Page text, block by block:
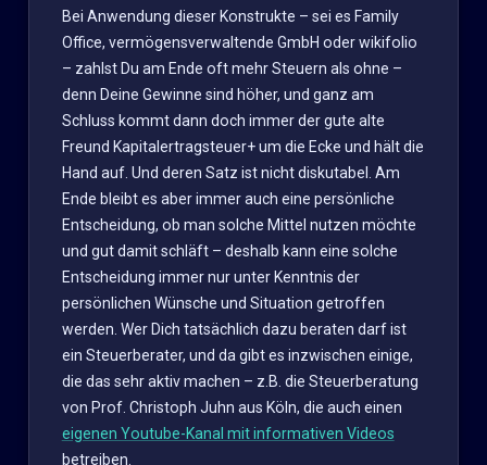
Bei Anwendung dieser Konstrukte – sei es Family
Office, vermögensverwaltende GmbH oder wikifolio
– zahlst Du am Ende oft mehr Steuern als ohne –
denn Deine Gewinne sind höher, und ganz am
Schluss kommt dann doch immer der gute alte
Freund Kapitalertragsteuer+ um die Ecke und hält die
Hand auf. Und deren Satz ist nicht diskutabel. Am
Ende bleibt es aber immer auch eine persönliche
Entscheidung, ob man solche Mittel nutzen möchte
und gut damit schläft – deshalb kann eine solche
Entscheidung immer nur unter Kenntnis der
persönlichen Wünsche und Situation getroffen
werden. Wer Dich tatsächlich dazu beraten darf ist
ein Steuerberater, und da gibt es inzwischen einige,
die das sehr aktiv machen – z.B. die Steuerberatung
von Prof. Christoph Juhn aus Köln, die auch einen
eigenen Youtube-Kanal mit informativen Videos
betreiben.